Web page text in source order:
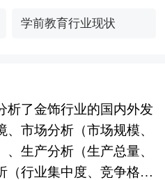
学前教育行业现状
析了金饰行业的国内外发
市场分析（市场规模、
生产分析（生产总量、
（行业集中度、竞争格